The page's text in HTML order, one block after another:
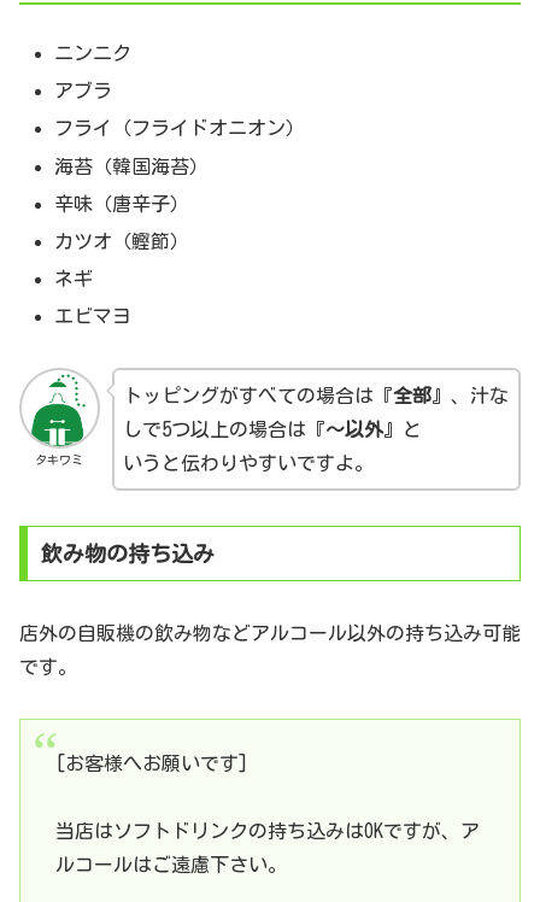
ニンニク
アブラ
フライ（フライドオニオン）
海苔（韓国海苔）
辛味（唐辛子）
カツオ（鰹節）
ネギ
エビマヨ
タキワミ
トッピングがすべての場合は『全部』、汁な
しで5つ以上の場合は『～以外』と
いうと伝わりやすいですよ。
飲み物の持ち込み
店外の自販機の飲み物などアルコール以外の持ち込み可能
です。
[お客様へお願いです]
当店はソフトドリンクの持ち込みはOKですが、ア
ルコールはご遠慮下さい。